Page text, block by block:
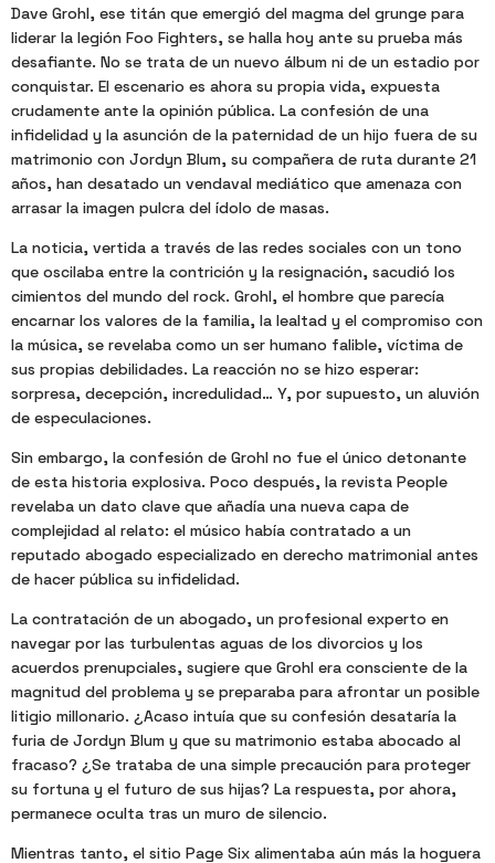
Dave Grohl, ese titán que emergió del magma del grunge para
liderar la legión Foo Fighters, se halla hoy ante su prueba más
desafiante. No se trata de un nuevo álbum ni de un estadio por
conquistar. El escenario es ahora su propia vida, expuesta
crudamente ante la opinión pública. La confesión de una
infidelidad y la asunción de la paternidad de un hijo fuera de su
matrimonio con Jordyn Blum, su compañera de ruta durante 21
años, han desatado un vendaval mediático que amenaza con
arrasar la imagen pulcra del ídolo de masas.
La noticia, vertida a través de las redes sociales con un tono
que oscilaba entre la contrición y la resignación, sacudió los
cimientos del mundo del rock. Grohl, el hombre que parecía
encarnar los valores de la familia, la lealtad y el compromiso con
la música, se revelaba como un ser humano falible, víctima de
sus propias debilidades. La reacción no se hizo esperar:
sorpresa, decepción, incredulidad… Y, por supuesto, un aluvión
de especulaciones.
Sin embargo, la confesión de Grohl no fue el único detonante
de esta historia explosiva. Poco después, la revista People
revelaba un dato clave que añadía una nueva capa de
complejidad al relato: el músico había contratado a un
reputado abogado especializado en derecho matrimonial antes
de hacer pública su infidelidad.
La contratación de un abogado, un profesional experto en
navegar por las turbulentas aguas de los divorcios y los
acuerdos prenupciales, sugiere que Grohl era consciente de la
magnitud del problema y se preparaba para afrontar un posible
litigio millonario. ¿Acaso intuía que su confesión desataría la
furia de Jordyn Blum y que su matrimonio estaba abocado al
fracaso? ¿Se trataba de una simple precaución para proteger
su fortuna y el futuro de sus hijas? La respuesta, por ahora,
permanece oculta tras un muro de silencio.
Mientras tanto, el sitio Page Six alimentaba aún más la hoguera